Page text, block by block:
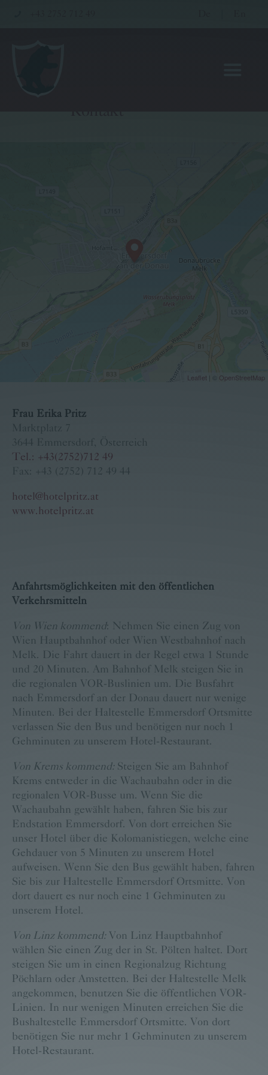
Bärige Termine
Leaflet OpenStreetMap
Frau Erika Pritz
Marktplatz 7
3644 Emmersdorf, Österreich
Tel.: +43(2752)712 49
Fax: +43 (2752) 712 49 44
hotel@hotelpritz.at
www.hotelpritz.at
Anfahrtsmöglichkeiten mit den öffentlichen
Verkehrsmitteln
Von Wien kommend: Nehmen Sie einen Zug von
Wien Hauptbahnhof oder Wien Westbahnhof nach
Melk. Die Fahrt dauert in der Regel etwa 1 Stunde
und 20 Minuten. Am Bahnhof Melk steigen Sie in
die regionalen VOR-Buslinien um. Die Busfahrt
nach Emmersdorf an der Donau dauert nur wenige
Minuten. Bei der Haltestelle Emmersdorf Ortsmitte
verlassen Sie den Bus und benötigen nur noch 1
Gehminuten zu unserem Hotel-Restaurant.
Von Krems kommend: Steigen Sie am Bahnhof
Krems entweder in die Wachaubahn oder in die
regionalen VOR-Busse um. Wenn Sie die
Wachaubahn gewählt haben, fahren Sie bis zur
Endstation Emmersdorf. Von dort erreichen Sie
unser Hotel über die Kolomanistiegen, welche eine
Gehdauer von 5 Minuten zu unserem Hotel
aufweisen. Wenn Sie den Bus gewählt haben, fahren
Sie bis zur Haltestelle Emmersdorf Ortsmitte. Von
dort dauert es nur noch eine 1 Gehminuten zu
unserem Hotel.
Von Linz kommend:Von Linz Hauptbahnhof
wählen Sie einen Zug der in St. Pölten haltet. Dort
steigen Sie um in einen Regionalzug Richtung
Pöchlarn oder Amstetten. Bei der Haltestelle Melk
angekommen, benutzen Sie die öffentlichen VOR-
Linien. In nur wenigen Minuten erreichen Sie die
Bushaltestelle Emmersdorf Ortsmitte. Von dort
benötigen Sie nur mehr 1 Gehminuten zu unserem
Hotel-Restaurant.